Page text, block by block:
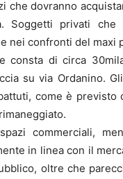
che dovranno
Soggetti privati
nei confronti del maxi
consta di circa
su via Ordanino.
come è previsto
commerciali,
in linea con il
oltre che